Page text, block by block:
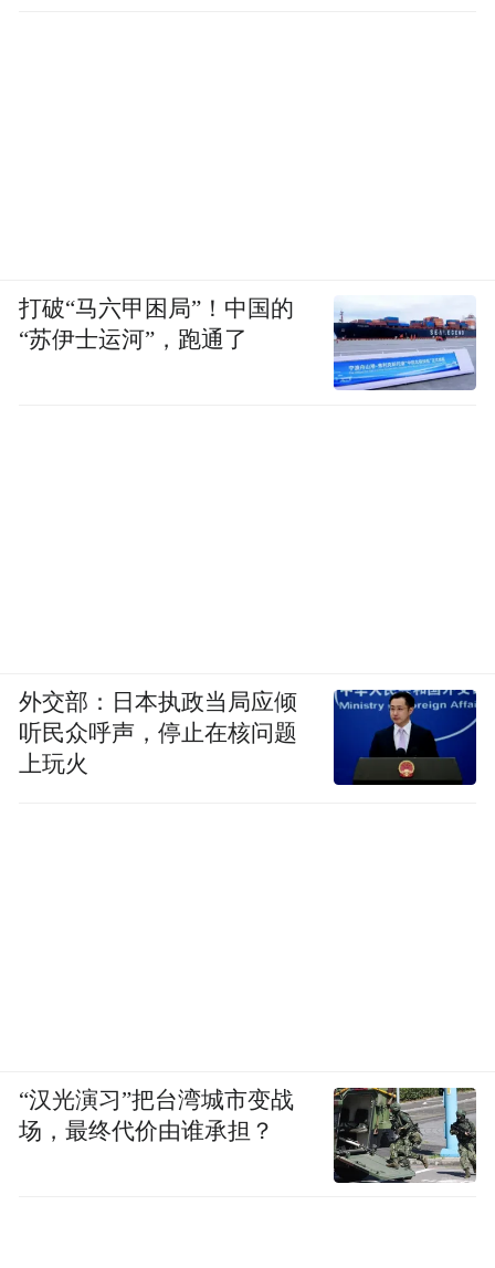
打破“马六甲困局”！中国的
“苏伊士运河”，跑通了
外交部：日本执政当局应倾
听民众呼声，停止在核问题
上玩火
“汉光演习”把台湾城市变战
场，最终代价由谁承担？